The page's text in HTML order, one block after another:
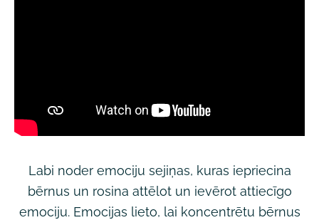
Labi noder emociju sejiņas, kuras iepriecina
bērnus un rosina attēlot un ievērot attiecīgo
emociju. Emocijas lieto, lai koncentrētu bērnus